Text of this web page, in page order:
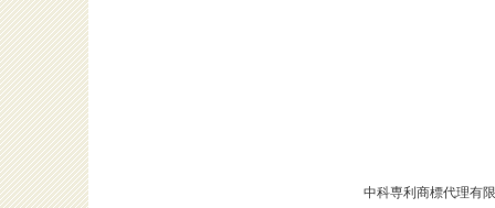
中科専利商標代理有